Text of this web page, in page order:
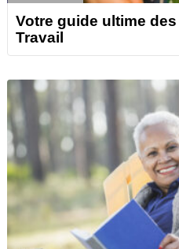
Votre guide ultime
Travail